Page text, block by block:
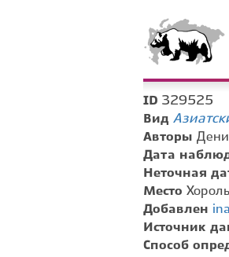
ID 329525
Вид
Авторы
Дата
Неточная
Место
Добавлен
Источник
Способ